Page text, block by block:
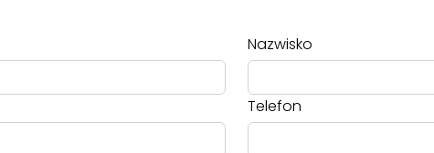
Nazwisko
Telefon